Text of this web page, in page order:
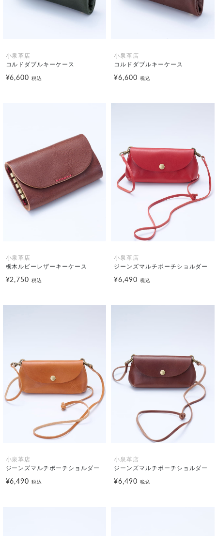
小泉革店
コルドダブルキーケース
¥6,600税込
小泉革店
コルドダブルキーケース
¥6,600 税込
小泉革店
栃木ルビーレザーキーケース
¥2,750税込
小泉革店
ジーンズマルチポーチショルダー
¥6,490 税込
小泉革店
ジーンズマルチポーチショルダー
¥6,490税込
小泉革店
ジーンズマルチポーチショルダー
¥6,490 税込